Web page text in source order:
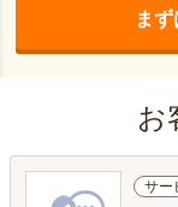
ま
お
サー